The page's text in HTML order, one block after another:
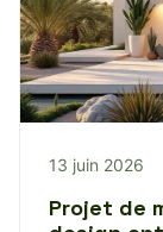
13 juin 2026
Projet de